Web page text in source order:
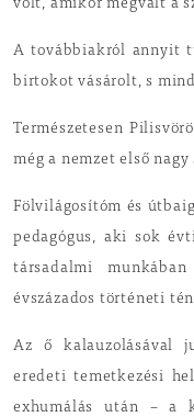
volt, amikor megvált a
A továbbiakról annyit
birtokot vásárolt, s
Természetesen
még a nemzet első
Fölvilágosítóm és
pedagógus, aki sok
társadalmi
évszázados történeti
Az ő kalauzolásával
eredeti temetkezési
exhumálás után – a